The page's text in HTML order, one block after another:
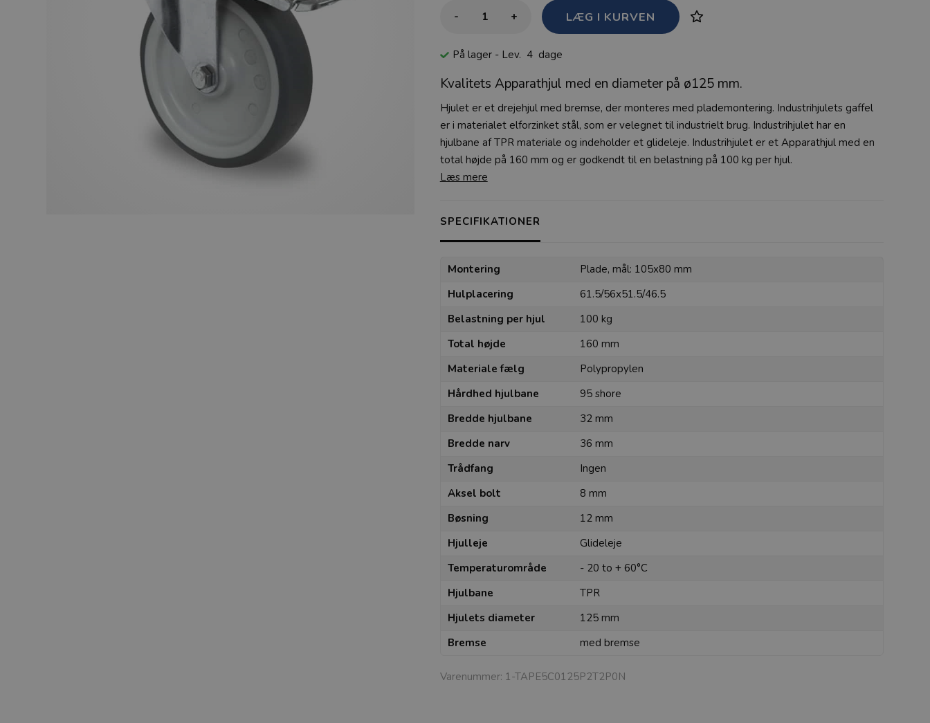
- +
På lager - Lev. 4 dage
Kvalitets Apparathjul med en diameter på ø125 mm.
Hjulet er et drejehjul med bremse, der monteres med plademontering. Industrihjulets gaffel
er i materialet elforzinket stål, som er velegnet til industrielt brug. Industrihjulet har en
hjulbane af TPR materiale og indeholder et glideleje. Industrihjulet er et Apparathjul med en
total højde på 160 mm og er godkendt til en belastning på 100 kg per hjul.
Læs mere
SPECIFIKATIONER
Montering
Plade, mål: 105x80 mm
Hulplacering
61.5/56x51.5/46.5
Belastning per hjul
100 kg
Total højde
160 mm
Materiale fælg
Polypropylen
Hårdhed hjulbane
95 shore
Bredde hjulbane
32 mm
Bredde narv
36 mm
Trådfang
Ingen
Aksel bolt
8 mm
Bøsning
12 mm
Hjulleje
Glideleje
Temperaturområde
- 20 to + 60°C
Hjulbane
TPR
Hjulets diameter
125 mm
Bremse
med bremse
Varenummer: 1-TAPE5C0125P2T2P0N